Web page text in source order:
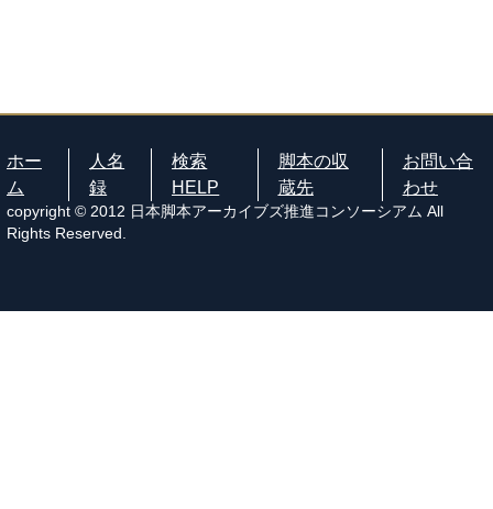
ホー
ム
人名
録
検索
HELP
脚本の収
蔵先
お問い合
わせ
copyright © 2012 日本脚本アーカイブズ推進コンソーシアム All
Rights Reserved.